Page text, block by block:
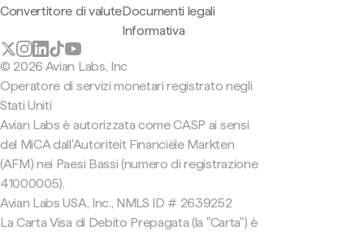
Convertitore di valuteDocumenti legali
Informativa
© 2026 Avian Labs, Inc
Operatore di servizi monetari registrato negli
Stati Uniti
Avian Labs è autorizzata come CASP ai sensi
del MiCA dall'Autoriteit Financiële Markten
(AFM) nei Paesi Bassi (numero di registrazione
41000005).
Avian Labs USA, Inc., NMLS ID # 2639252
La Carta Visa di Debito Prepagata (la "Carta") è